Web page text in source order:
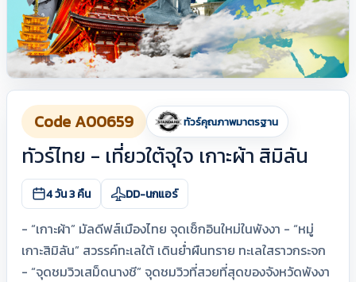
Code A00659 ทัวร์คุณภาพมาตรฐาน
ทัวร์ไทย - เที่ยวใต้จุใจ เกาะผ้า สิมิลัน
4 วัน 3 คืน DD-นกแอร์
- “เกาะผ้า” มัลดีฟส์เมืองไทย จุดเช็กอินใหม่ในพังงา - “หมู่
เกาะสิมิลัน” สวรรค์ทะเลใต้ เดินย่ำผืนทราย ทะเลใสราวกระจก
- “จุดชมวิวเสม็ดนางชี” จุดชมวิวที่สวยที่สุดของจังหวัดพังงา